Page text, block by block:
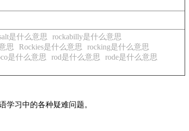
是什么意思
rockabilly是什么意思
思 Rockies是什么意思
rocking是什么意思
是什么意思 rod是什么意思
rode是什么意思
学习中的各种疑难问题。